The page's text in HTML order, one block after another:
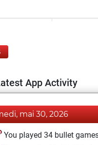
App Activity
mai 30, 2026
You played 34 bullet